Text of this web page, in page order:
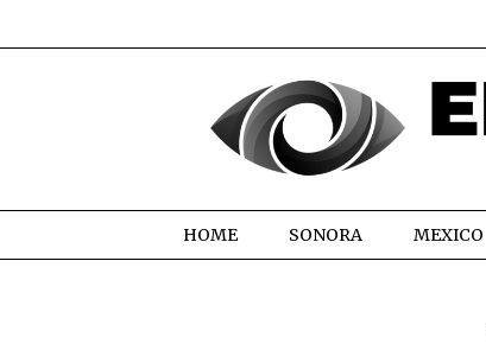
HOME SONORA MEXICO